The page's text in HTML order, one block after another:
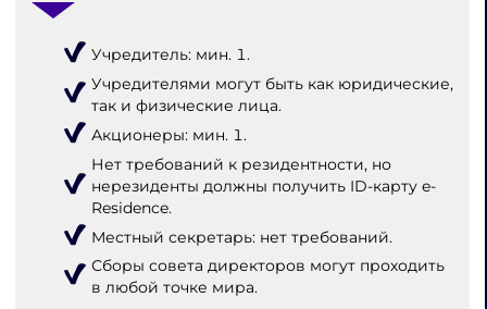
Учредитель: мин. 1.
Учредителями могут быть как юридические,
так и физические лица.
Акционеры: мин. 1.
Нет требований к резидентности, но
нерезиденты должны получить ID-карту e-
Residence.
Местный секретарь: нет требований.
Сборы совета директоров могут проходить
в любой точке мира.